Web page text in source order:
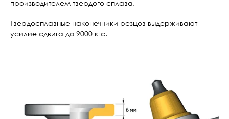
производителем твердого сплава.
Твердосплавные наконечники резцов выдерживают
усилие сдвига до 9000 кгс.